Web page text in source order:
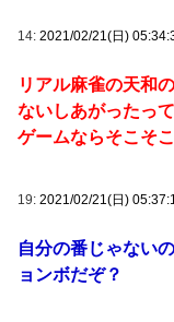
14: 2021/02/21(日)
リアル麻雀の天和
ないしあがったっ
ゲームならそこそ
19: 2021/02/21(日)
自分の番じゃない
ョンボだぞ？